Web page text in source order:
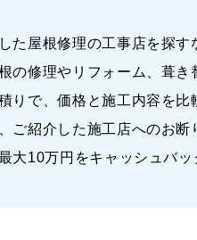
た屋根修理の工事店を探す
の修理やリフォーム、葺
りで、価格と施工内容を
ご紹介した施工店へのお
大10万円をキャッシュバッ